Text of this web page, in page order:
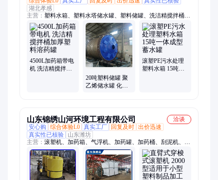
湖北孝感
主营： 塑料水箱、塑料水塔储水罐、塑料储罐、洗洁精搅拌桶、
石英砂酸洗罐、塑料防腐储罐、养殖圆桶、加药搅拌桶、塑料搅
拌桶、塑料反应釜
4500L加药箱带电
机 洗洁精搅拌桶
20吨塑料储罐 聚
乙烯储水罐 化工
滚塑PE污水处理
塑料水箱 15吨一
山东锦绣山河环境工程有限公司
洽谈
安心购
综合体验L0 真实工厂 回复及时 出价迅速
真实性已核验
山东潍坊
主营： 滚塑机、加药箱、气浮机、加药罐、加药桶、刮泥机、压
滤机、化粪池、塑料油箱、污水净化槽、滚塑机设备、滚塑机
械、乡村净化槽、一体化净化槽、地埋式污水处理设备、农村净
化槽、PE污水净化槽、PE净化槽、无动力净化槽、生活污水净
化槽、分散式净化槽、立式净化槽、小型污水净化槽